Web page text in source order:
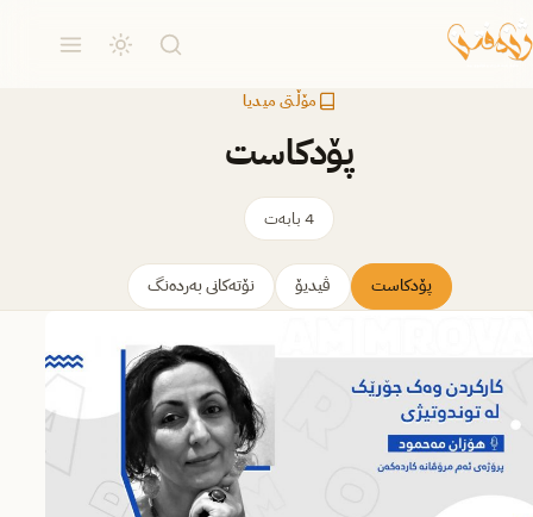
مۆڵتی میدیا
پۆدکاست
4 بابەت
پۆدکاست ڤیدیۆ نۆتەکانی بەردەنگ